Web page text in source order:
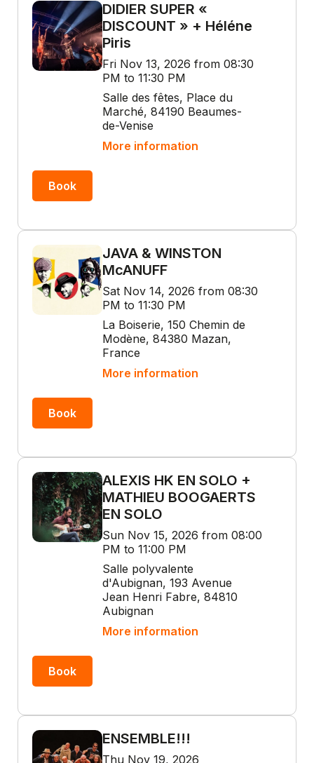
DIDIER SUPER «
DISCOUNT » + Héléne
Piris
Fri Nov 13, 2026 from 08:30
PM to 11:30 PM
Salle des fêtes, Place du
Marché, 84190 Beaumes-
de-Venise
More information
Book
JAVA & WINSTON
McANUFF
Sat Nov 14, 2026 from 08:30
PM to 11:30 PM
La Boiserie, 150 Chemin de
Modène, 84380 Mazan,
France
More information
Book
ALEXIS HK EN SOLO +
MATHIEU BOOGAERTS
EN SOLO
Sun Nov 15, 2026 from 08:00
PM to 11:00 PM
Salle polyvalente
d'Aubignan, 193 Avenue
Jean Henri Fabre, 84810
Aubignan
More information
Book
ENSEMBLE!!!
Thu Nov 19, 2026